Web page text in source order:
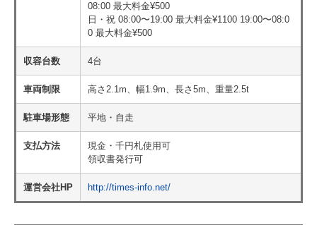
08:00 最大料金¥500
日・祝 08:00〜19:00 最大料金¥1100 19:00〜08:0
0 最大料金¥500
収容台数 4台
車両制限 高さ2.1m、幅1.9m、長さ5m、重量2.5t
駐車場形態 平地・自走
支払方法
現金・千円札使用可
領収書発行可
運営会社HP http://times-info.net/